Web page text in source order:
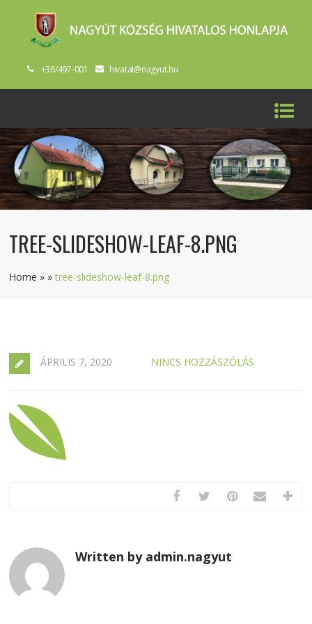
+36/497-001 hivatal@nagyut.hu
TREE-SLIDESHOW-LEAF-8.PNG
Home » »tree-slideshow-leaf-8.png
ÁPRILIS 7, 2020 NINCS HOZZÁSZÓLÁS
Written by admin.nagyut